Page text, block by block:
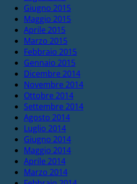
Giugno 2015
Maggio 2015
Aprile 2015
Marzo 2015
Febbraio 2015
Gennaio 2015
Dicembre 2014
Novembre 2014
Ottobre 2014
Settembre 2014
Agosto 2014
Luglio 2014
Giugno 2014
Maggio 2014
Aprile 2014
Marzo 2014